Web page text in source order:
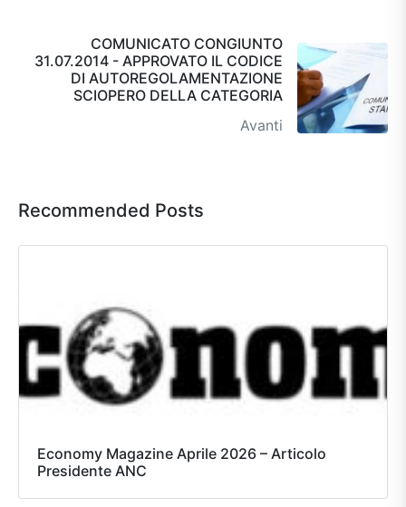
COMUNICATO CONGIUNTO
31.07.2014 - APPROVATO IL CODICE
DI AUTOREGOLAMENTAZIONE
SCIOPERO DELLA CATEGORIA
Avanti
Recommended Posts
Economy Magazine Aprile 2026 – Articolo
Presidente ANC